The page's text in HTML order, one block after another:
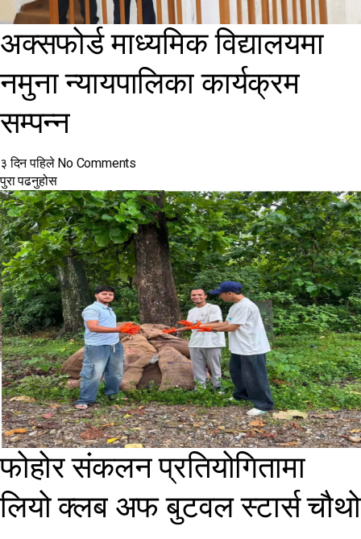
अक्सफोर्ड माध्यमिक विद्यालयमा
नमुना न्यायपालिका कार्यक्रम
सम्पन्न
३ दिन पहिले No Comments
पुरा पढनुहोस
फोहोर संकलन प्रतियोगितामा
लियो क्लब अफ बुटवल स्टार्स चौथो